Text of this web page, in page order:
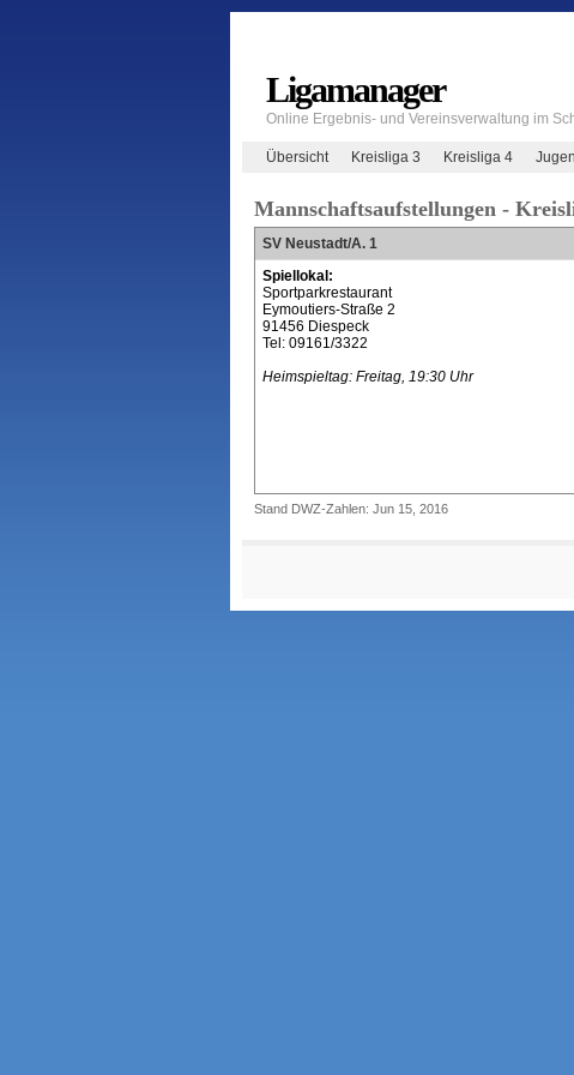
Ligamanager
Online Ergebnis- und Vereinsverwaltung im
Übersicht Kreisliga 3 Kreisliga 4
Mannschaftsaufstellungen -
SV Neustadt/A. 1
Spiellokal:
Sportparkrestaurant
Eymoutiers-Straße 2
91456 Diespeck
Tel: 09161/3322
Heimspieltag: Freitag, 19:30 Uhr
Stand DWZ-Zahlen: Jun 15, 2016